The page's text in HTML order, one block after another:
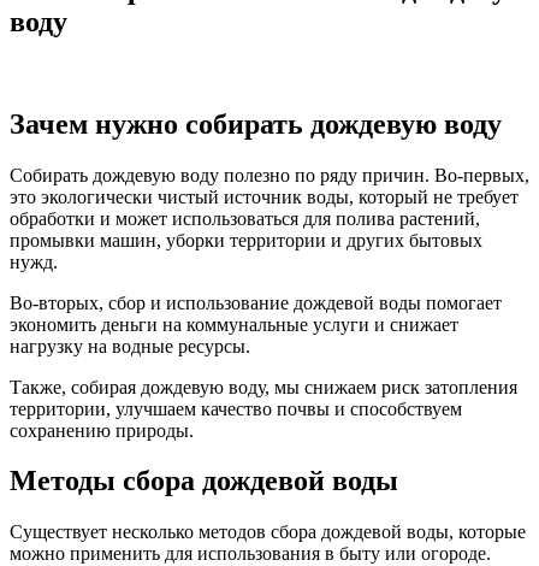
воду
Зачем нужно собирать дождевую воду
Собирать дождевую воду полезно по ряду причин. Во-первых,
это экологически чистый источник воды, который не требует
обработки и может использоваться для полива растений,
промывки машин, уборки территории и других бытовых
нужд.
Во-вторых, сбор и использование дождевой воды помогает
экономить деньги на коммунальные услуги и снижает
нагрузку на водные ресурсы.
Также, собирая дождевую воду, мы снижаем риск затопления
территории, улучшаем качество почвы и способствуем
сохранению природы.
Методы сбора дождевой воды
Существует несколько методов сбора дождевой воды, которые
можно применить для использования в быту или огороде.